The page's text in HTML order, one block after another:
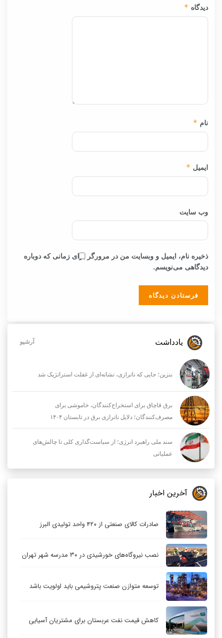
دیدگاه *
نام *
ایمیل *
وب‌ سایت
ذخیره نام، ایمیل و وبسایت من در مرورگر برای زمانی که دوباره
دیدگاهی می‌نویسم.
یادداشت آرشیو
بنزین؛ جایی که ناترازی، نشانه‌ای از غفلت استراتژیک شد
برق قاچاق برای استخراج‌کنندگان، خاموشی برای
مصرف‌کنندگان؛ دلایل ناترازی برق در تابستان ۱۴۰۴
سند ملی راهبرد انرژی؛ از سیاست‌گذاری کلی تا چالش‌های
عملیاتی
آخرین اخبار
صادرات کالای صنعتی از ۴۲۰ واحد تولیدی البرز
نصب نیروگاه‌های خورشیدی در ۳۰ مدرسه شهر تهران
توسعه متوازن صنعت پتروشیمی باید اولویت باشد
کاهش قیمت نفت عربستان برای مشتریان آسیایی